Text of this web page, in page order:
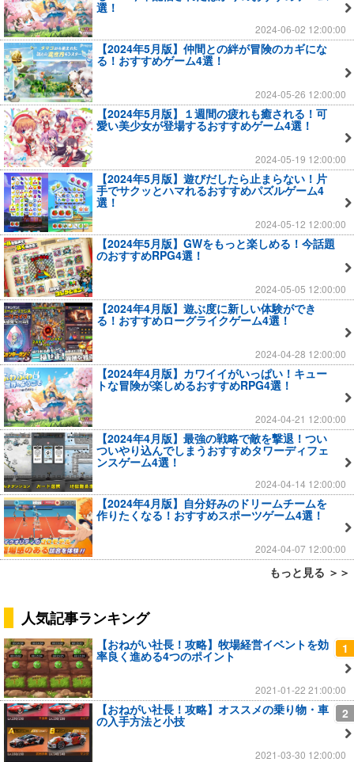
選！
2024-06-02 12:00:00
【2024年5月版】仲間との絆が冒険のカギにな
る！おすすめゲーム4選！
2024-05-26 12:00:00
【2024年5月版】１週間の疲れも癒される！可
愛い美少女が登場するおすすめゲーム4選！
2024-05-19 12:00:00
【2024年5月版】遊びだしたら止まらない！片
手でサクッとハマれるおすすめパズルゲーム4
選！
2024-05-12 12:00:00
【2024年5月版】GWをもっと楽しめる！今話題
のおすすめRPG4選！
2024-05-05 12:00:00
【2024年4月版】遊ぶ度に新しい体験ができ
る！おすすめローグライクゲーム4選！
2024-04-28 12:00:00
【2024年4月版】カワイイがいっぱい！キュー
トな冒険が楽しめるおすすめRPG4選！
2024-04-21 12:00:00
【2024年4月版】最強の戦略で敵を撃退！つい
ついやり込んでしまうおすすめタワーディフェ
ンスゲーム4選！
2024-04-14 12:00:00
【2024年4月版】自分好みのドリームチームを
作りたくなる！おすすめスポーツゲーム4選！
2024-04-07 12:00:00
もっと見る ＞＞
人気記事ランキング
1
【おねがい社長！攻略】牧場経営イベントを効
率良く進める4つのポイント
2021-01-22 21:00:00
2
【おねがい社長！攻略】オススメの乗り物・車
の入手方法と小技
2021-03-30 12:00:00